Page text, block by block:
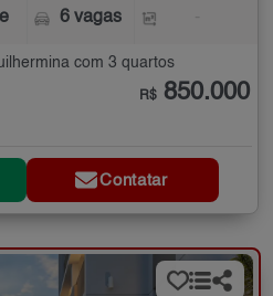
6 vagas
com 3 quartos
R$ 850.000
Contatar